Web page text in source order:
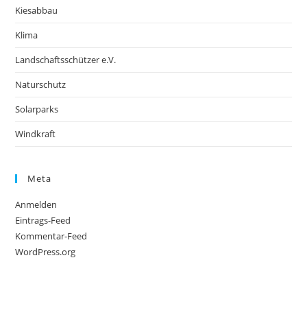
Kiesabbau
Klima
Landschaftsschützer e.V.
Naturschutz
Solarparks
Windkraft
Meta
Anmelden
Eintrags-Feed
Kommentar-Feed
WordPress.org